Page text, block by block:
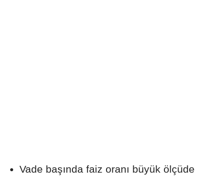
Vade başında faiz oranı büyük ölçüde